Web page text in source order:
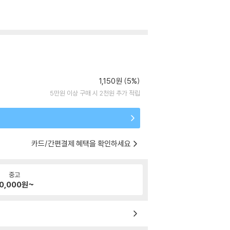
1,150원 (5%)
5만원 이상 구매 시 2천원 추가 적립
카드/간편결제 혜택을 확인하세요
중고
원~